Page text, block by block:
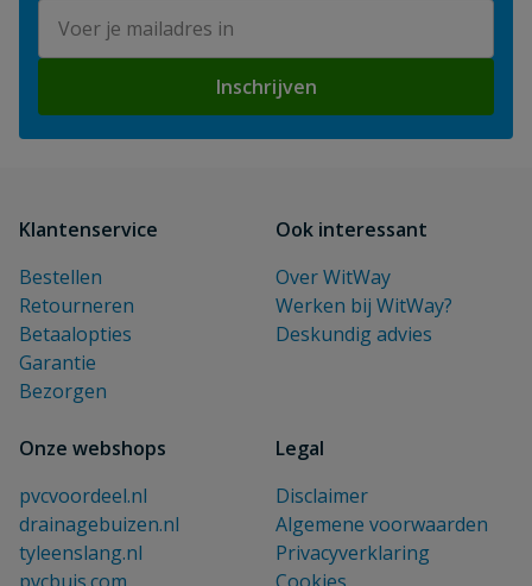
Inschrijven
Klantenservice
Bestellen
Retourneren
Betaalopties
Garantie
Bezorgen
Ook interessant
Over WitWay
Werken bij WitWay?
Deskundig advies
Onze webshops
pvcvoordeel.nl
drainagebuizen.nl
tyleenslang.nl
Legal
Disclaimer
Algemene voorwaarden
Privacyverklaring